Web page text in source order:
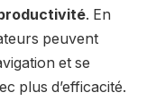
. En
peuvent
et se
plus d’efficacité.